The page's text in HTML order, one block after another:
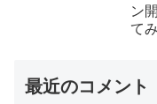
ン
て
最近のコメント